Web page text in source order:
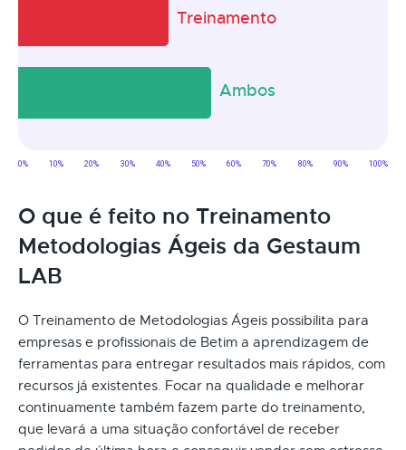
O que é feito no Treinamento
Metodologias Ágeis da Gestaum
LAB
O Treinamento de Metodologias Ágeis possibilita para
empresas e profissionais de Betim a aprendizagem de
ferramentas para entregar resultados mais rápidos, com
recursos já existentes. Focar na qualidade e melhorar
continuamente também fazem parte do treinamento,
que levará a uma situação confortável de receber